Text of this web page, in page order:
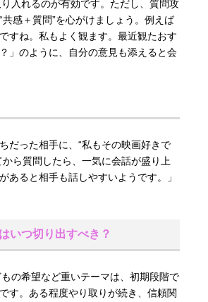
入れるのが有効です。ただし、質問攻
感＋質問”を心がけましょう。例えば
すね。私もよく観ます。最近観たおす
」のように、自分の意見も添えると会
だった相手に、“私もその映画好きで
から質問したら、一気に会話が盛り上
あると相手も話しやすいようです。」
いつ切り出すべき？
の希望など重いテーマは、初期段階で
す。ある程度やり取りが続き、信頼関